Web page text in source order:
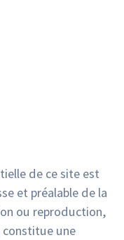
de ce site est
et préalable de la
ou reproduction,
une